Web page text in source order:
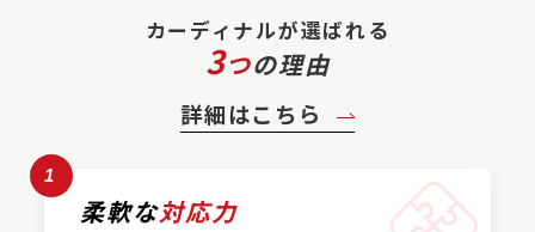
カーディナルが選ばれる
3つの理由
詳細はこちら
1
柔軟な対応力